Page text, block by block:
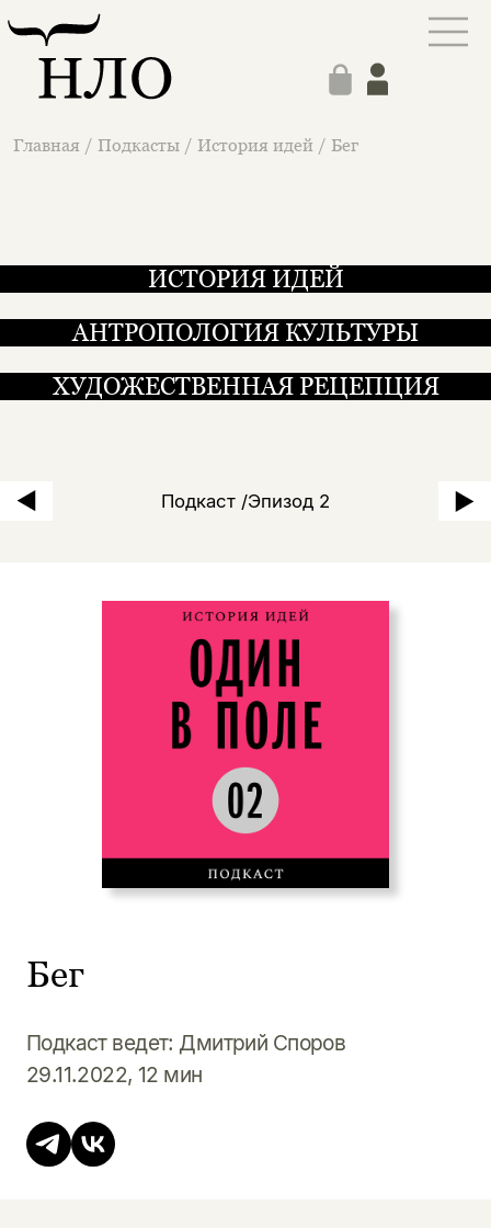
Главная / Подкасты / История идей / Бег
ИСТОРИЯ ИДЕЙ
АНТРОПОЛОГИЯ КУЛЬТУРЫ
ХУДОЖЕСТВЕННАЯ РЕЦЕПЦИЯ
Подкаст /Эпизод 2
Бег
Подкаст ведет: Дмитрий Споров
29.11.2022, 12 мин